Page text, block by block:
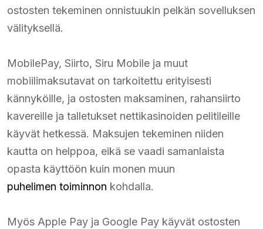
ostosten tekeminen onnistuukin pelkän sovelluksen
välityksellä.
MobilePay, Siirto, Siru Mobile ja muut
mobiilimaksutavat on tarkoitettu erityisesti
kännyköille, ja ostosten maksaminen, rahansiirto
kavereille ja talletukset nettikasinoiden pelitileille
käyvät hetkessä. Maksujen tekeminen niiden
kautta on helppoa, eikä se vaadi samanlaista
opasta käyttöön kuin monen muun
puhelimen toiminnon kohdalla.
Myös Apple Pay ja Google Pay käyvät ostosten